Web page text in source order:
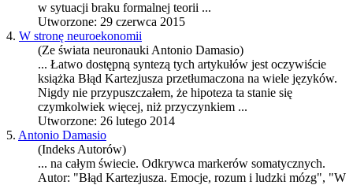
w sytuacji braku formalnej teorii ...
Utworzone: 29 czerwca 2015
4. W stronę neuroekonomii
(Ze świata neuronauki Antonio Damasio)
... Łatwo dostępną syntezą tych artykułów jest oczywiście
książka Błąd Kartezjusza przetłumaczona na wiele języków.
Nigdy nie przypuszczałem, że hipoteza ta stanie się
czymkolwiek więcej, niż przyczynkiem ...
Utworzone: 26 lutego 2014
5. Antonio Damasio
(Indeks Autorów)
... na całym świecie. Odkrywca markerów somatycznych.
Autor: "Błąd Kartezjusza. Emocje, rozum i ludzki mózg", "W